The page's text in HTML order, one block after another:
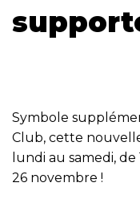
Symbole
Club, cette
lundi au samedi,
26 novembre !